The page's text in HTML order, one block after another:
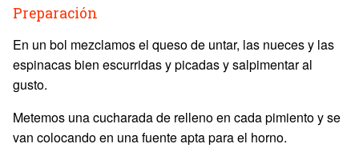
Preparación
En un bol mezclamos el queso de untar, las nueces y las
espinacas bien escurridas y picadas y salpimentar al
gusto.
Metemos una cucharada de relleno en cada pimiento y se
van colocando en una fuente apta para el horno.